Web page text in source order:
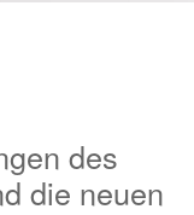
des
die neuen